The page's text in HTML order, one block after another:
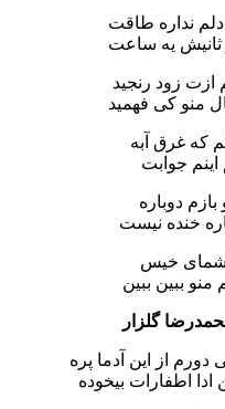
نداره طاقت
ثانیش یه ساعت
زود رنجید
منو کی فهمید
که غرق آبه
اینم جوابت
بازم دوباره
خنده نیست
چشمای خیس
ببین ببین
گلزار
از این آدما پره
اطفارات بیخوده